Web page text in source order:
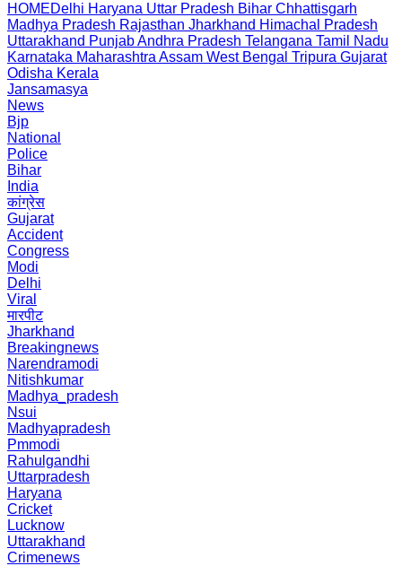
HOMEDelhi Haryana Uttar Pradesh Bihar Chhattisgarh
Madhya Pradesh Rajasthan Jharkhand Himachal Pradesh
Uttarakhand PunjabAndhra Pradesh Telangana Tamil Nadu
Karnataka Maharashtra Assam West Bengal Tripura Gujarat
Odisha Kerala
Jansamasya
News
Bjp
National
Police
Bihar
India
कांग्रेस
Gujarat
Accident
Congress
Modi
Delhi
Viral
मारपीट
Jharkhand
Breakingnews
Narendramodi
Nitishkumar
Madhya_pradesh
Nsui
Madhyapradesh
Pmmodi
Rahulgandhi
Uttarpradesh
Haryana
Cricket
Lucknow
Uttarakhand
Crimenews